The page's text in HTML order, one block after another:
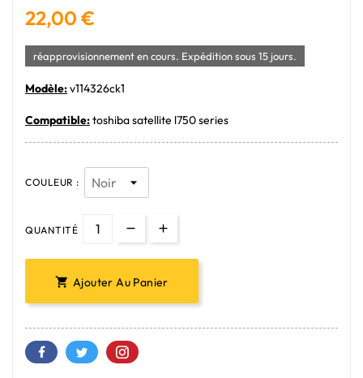
22,00 €
réapprovisionnement en cours. Expédition sous 15 jours.
Modèle:v114326ck1
Compatible:toshiba satellite l750 series
COULEUR :
QUANTITÉ
 Ajouter Au Panier